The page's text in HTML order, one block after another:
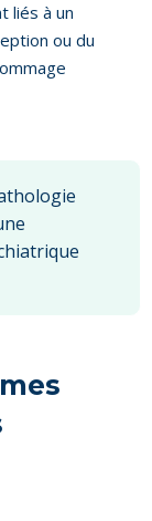
liés à un
ou du